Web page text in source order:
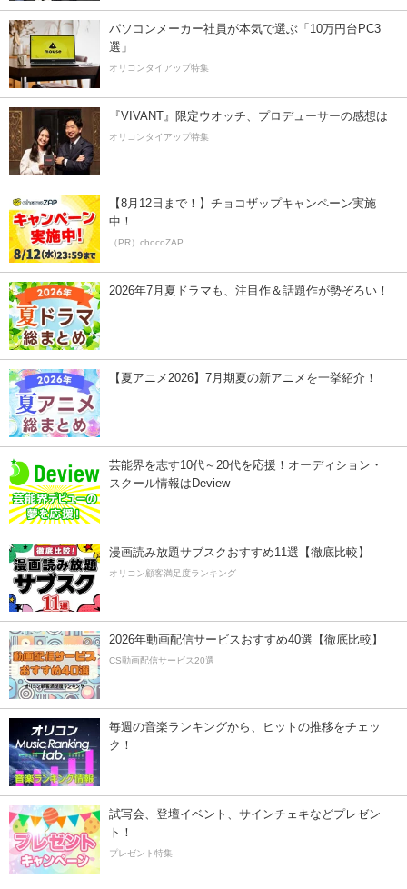
パソコンメーカー社員が本気で選ぶ「10万円台PC3
選」
オリコンタイアップ特集
『VIVANT』限定ウオッチ、プロデューサーの感想は
オリコンタイアップ特集
【8月12日まで！】チョコザップキャンペーン実施
中！
（PR）chocoZAP
2026年7月夏ドラマも、注目作＆話題作が勢ぞろい！
【夏アニメ2026】7月期夏の新アニメを一挙紹介！
芸能界を志す10代～20代を応援！オーディション・
スクール情報はDeview
漫画読み放題サブスクおすすめ11選【徹底比較】
オリコン顧客満足度ランキング
2026年動画配信サービスおすすめ40選【徹底比較】
CS動画配信サービス20選
毎週の音楽ランキングから、ヒットの推移をチェッ
ク！
試写会、登壇イベント、サインチェキなどプレゼン
ト！
プレゼント特集